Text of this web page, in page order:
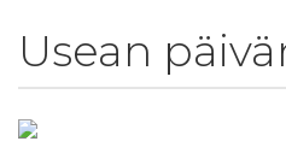
Usean